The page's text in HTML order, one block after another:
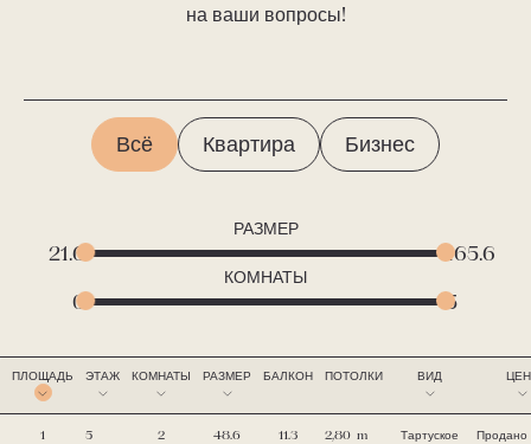
Est
на ваши вопросы!
Всё Квартира Бизнес
РАЗМЕР
21.6 165.6
КОМНАТЫ
0 5
ПЛОЩАДЬ ЭТАЖ КОМНАТЫ РАЗМЕР БАЛКОН ПОТОЛКИ ВИД
1 5 2
48.6
11.3
2,80 m
Тартуское
Продано